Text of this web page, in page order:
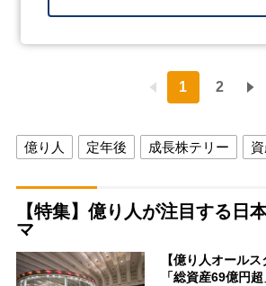
1 2
億り人 定年後 成長株テリー
【特集】億り人が注目する日
マ
【億り人オール
「総資産69億円